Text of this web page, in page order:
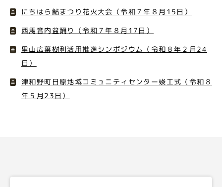
にちはら鮎まつり花火大会（令和７年８月15日）
西馬音内盆踊り（令和７年８月17日）
里山広葉樹利活用推進シンポジウム（令和８年２月24
日）
津和野町日原地域コミュニティセンター竣工式（令和８
年５月23日）